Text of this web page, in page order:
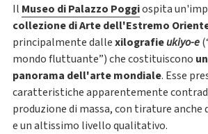
Il Museo di Palazzo Poggiospita
collezione di Arte dell'Estremo
principalmente dallexilografieukiyo-e
mondo fluttuante”) che costituiscono un
panorama dell'arte mondiale. Esse
caratteristiche apparentemente
produzione di massa, con tirature anche
e un altissimo livello qualitativo.